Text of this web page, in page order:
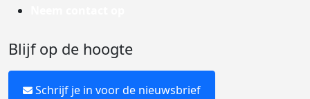
Blijf op de hoogte
Schrijf je in voor de nieuwsbrief